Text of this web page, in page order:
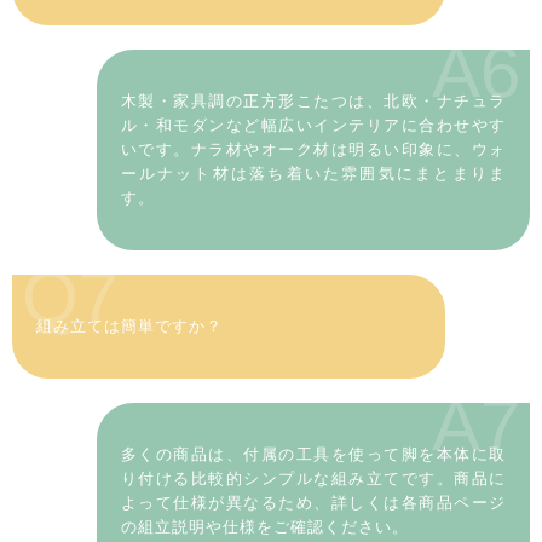
A6
木製・家具調の正方形こたつは、北欧・ナチュラ
ル・和モダンなど幅広いインテリアに合わせやす
いです。ナラ材やオーク材は明るい印象に、ウォ
ールナット材は落ち着いた雰囲気にまとまりま
す。
Q7
組み立ては簡単ですか？
A7
多くの商品は、付属の工具を使って脚を本体に取
り付ける比較的シンプルな組み立てです。商品に
よって仕様が異なるため、詳しくは各商品ページ
の組立説明や仕様をご確認ください。